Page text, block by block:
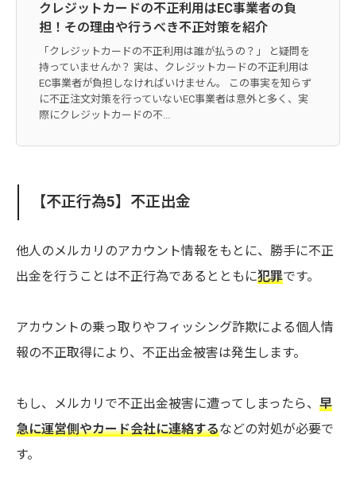
クレジットカードの不正利用はEC事業者の負
担！その理由や行うべき不正対策を紹介
「クレジットカードの不正利用は誰が払うの？」 と疑問を
持っていませんか？ 実は、クレジットカードの不正利用は
EC事業者が負担しなければいけません。 この事実を知らず
に不正注文対策を行っていないEC事業者は意外と多く、実
際にクレジットカードの不...
【不正行為5】不正出金
他人のメルカリのアカウント情報をもとに、勝手に不正
出金を行うことは不正行為であるとともに犯罪です。
アカウントの乗っ取りやフィッシング詐欺による個人情
報の不正取得により、不正出金被害は発生します。
もし、メルカリで不正出金被害に遭ってしまったら、 早
急に運営側やカード会社に連絡するなどの対処が必要で
す。